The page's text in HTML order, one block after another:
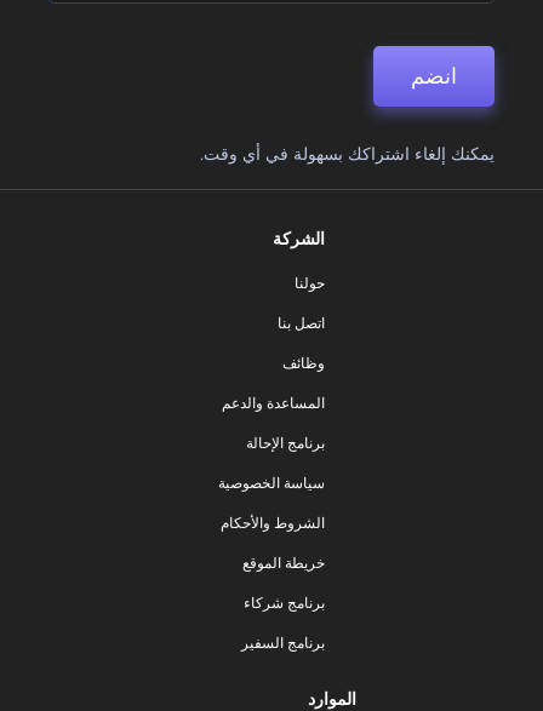
انضم
يمكنك إلغاء اشتراكك بسهولة في أي وقت.
الشركة
حولنا
اتصل بنا
وظائف
المساعدة والدعم
برنامج الإحالة
سياسة الخصوصية
الشروط والأحكام
خريطة الموقع
برنامج شركاء
برنامج السفير
الموارد